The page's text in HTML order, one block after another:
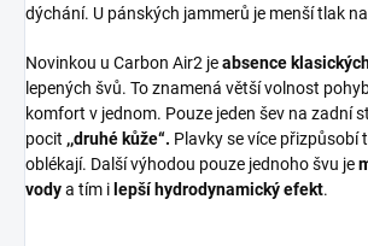
dýchání. U pánských jammerů je menší tlak
Novinkou u Carbon Air2 jeabsence
lepených švů. To znamená větší volnost
komfort v jednom. Pouze jeden šev na zadní
pocit ,,druhé kůže“. Plavky se více přizpůsobí
oblékají. Další výhodou pouze jednoho švu je
vodya tím i lepší hydrodynamický efekt.